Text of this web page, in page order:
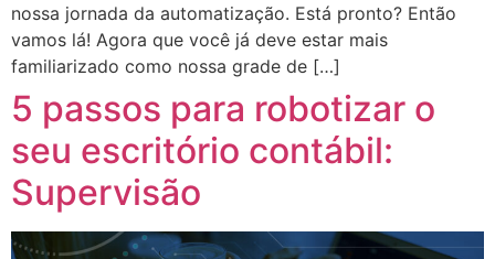
nossa jornada da automatização. Está pronto? Então
vamos lá! Agora que você já deve estar mais
familiarizado como nossa grade de […]
5 passos para robotizar o
seu escritório contábil:
Supervisão